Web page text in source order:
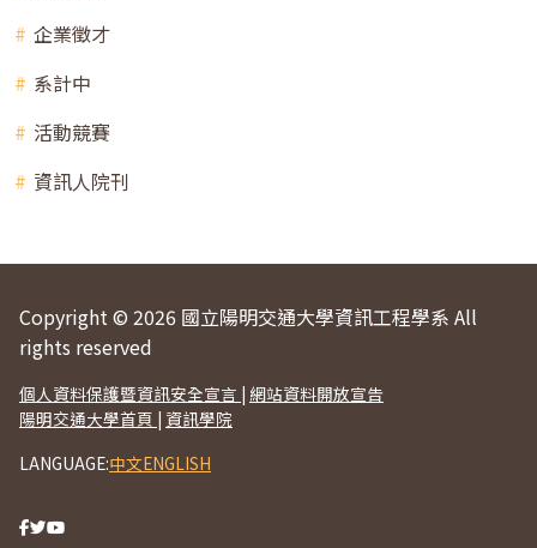
企業徵才
系計中
活動競賽
資訊人院刊
Copyright © 2026 國立陽明交通大學資訊工程學系 All
rights reserved
個人資料保護暨資訊安全宣言 | 網站資料開放宣告
陽明交通大學首頁 | 資訊學院
LANGUAGE:中文ENGLISH